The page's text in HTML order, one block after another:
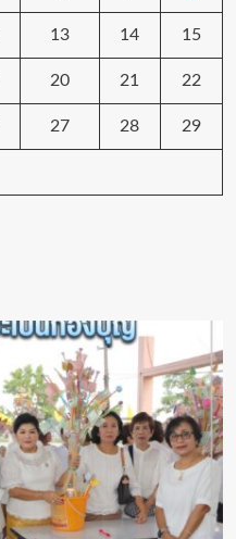
13 14 15
20 21 22
27 28 29